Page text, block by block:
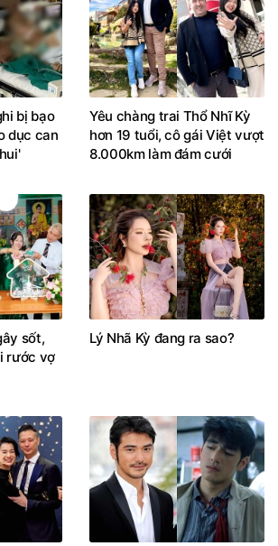
bị bạo
dục can
Yêu chàng trai Thổ Nhĩ Kỳ
hơn 19 tuổi, cô gái Việt vượt
8.000km làm đám cưới
sốt,
rước vợ
Lý Nhã Kỳ đang ra sao?